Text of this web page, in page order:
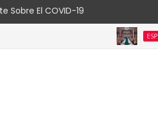
El COVID-19
ESPECTACULOS